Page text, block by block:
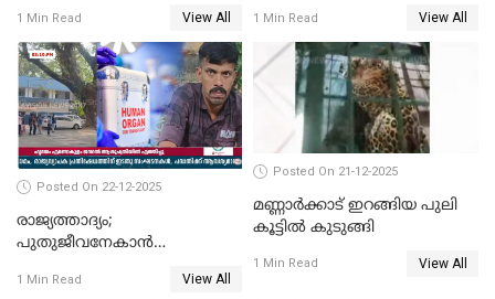
ദാരുണാന്ത്യം; ജീപ്സി
ഓടിച്ചയാൾ അറസ്റ്റിൽ.
1 Min Read View All 1 Min Read View All
Posted On 22-12-2025
രാജ്യത്താദ്യം;
പുതുജീവനേകാൻ
എറണാകുളം സർക്കാർ
1 Min Read View All
Posted On 21-12-2025
മണ്ണാർക്കാട് ഇറങ്ങിയ പുലി
കൂട്ടിൽ കുടുങ്ങി
1 Min Read View All